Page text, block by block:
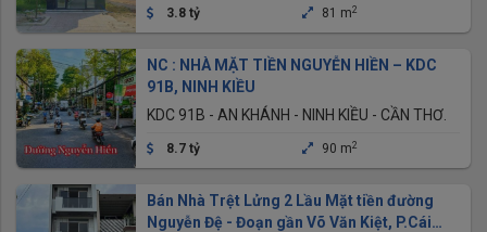
3.8 tỷ 81 m2
NC : NHÀ MẶT TIỀN NGUYỄN HIỀN – KDC
91B, NINH KIỀU
KDC 91B - AN KHÁNH - NINH KIỀU - CẦN THƠ.
8.7 tỷ 90 m2
Bán Nhà Trệt Lửng 2 Lầu Mặt tiền đường
Nguyễn Đệ - Đoạn gần Võ Văn Kiệt, P.Cái